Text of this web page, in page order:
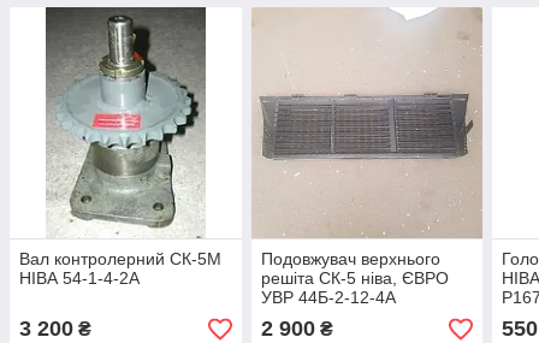
Вал контролерний СК-5М
НІВА 54-1-4-2А
3 200 ₴
Подовжувач верхнього
решіта СК-5 ніва, ЄВРО
УВР 44Б-2-12-4А
(посилене).
2 900₴ 550